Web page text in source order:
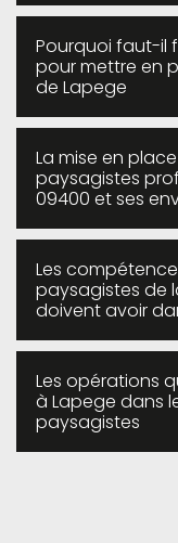
Pourquoi faut-il
pour mettre en
de Lapege
La mise en
paysagistes
09400 et ses
Les
paysagistes de
doivent avoir
Les opérations
à Lapege dans
paysagistes